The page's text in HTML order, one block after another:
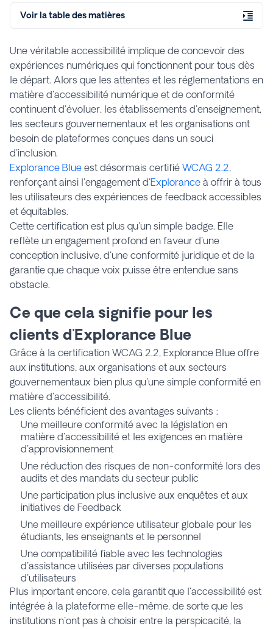
Voir la table des matières
Une véritable accessibilité implique de concevoir des
expériences numériques qui fonctionnent pour tous dès
le départ. Alors que les attentes et les réglementations en
matière d'accessibilité numérique et de conformité
continuent d'évoluer, les établissements d'enseignement,
les secteurs gouvernementaux et les organisations ont
besoin de plateformes conçues dans un souci
d'inclusion.
Explorance Blue est désormais certifié WCAG 2.2,
renforçant ainsi l'engagement d'Explorance à offrir à tous
les utilisateurs des expériences de feedback accessibles
et équitables.
Cette certification est plus qu'un simple badge. Elle
reflète un engagement profond en faveur d'une
conception inclusive, d'une conformité juridique et de la
garantie que chaque voix puisse être entendue sans
obstacle.
Ce que cela signifie pour les
clients d'Explorance Blue
Grâce à la certification WCAG 2.2, Explorance Blue offre
aux institutions, aux organisations et aux secteurs
gouvernementaux bien plus qu'une simple conformité en
matière d'accessibilité.
Les clients bénéficient des avantages suivants :
Une meilleure conformité avec la législation en
matière d'accessibilité et les exigences en matière
d'approvisionnement
Une réduction des risques de non-conformité lors des
audits et des mandats du secteur public
Une participation plus inclusive aux enquêtes et aux
initiatives de Feedback
Une meilleure expérience utilisateur globale pour les
étudiants, les enseignants et le personnel
Une compatibilité fiable avec les technologies
d'assistance utilisées par diverses populations
d'utilisateurs
Plus important encore, cela garantit que l'accessibilité est
intégrée à la plateforme elle-même, de sorte que les
institutions n'ont pas à choisir entre la perspicacité, la